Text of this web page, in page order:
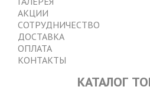
В
ПОДВАЛЕ
АКЦИИ
СОТРУДНИЧЕСТВО
ДОСТАВКА
ОПЛАТА
КОНТАКТЫ
КАТАЛОГ